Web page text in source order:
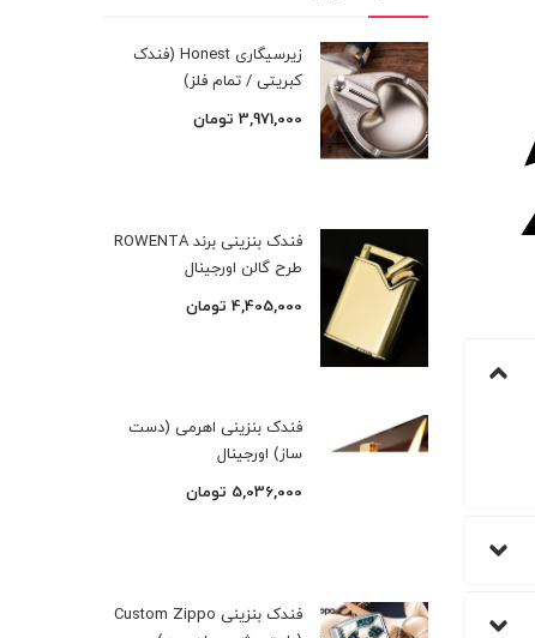
زیرسیگاری Honest (فندک
کبریتی / تمام فلز)
3,971,000 تومان
فندک بنزینی برند ROWENTA
طرح گالن اورجینال
4,405,000 تومان
فندک بنزینی اهرمی (دست
ساز) اورجینال
5,036,000 تومان
فندک بنزینی Custom Zippo